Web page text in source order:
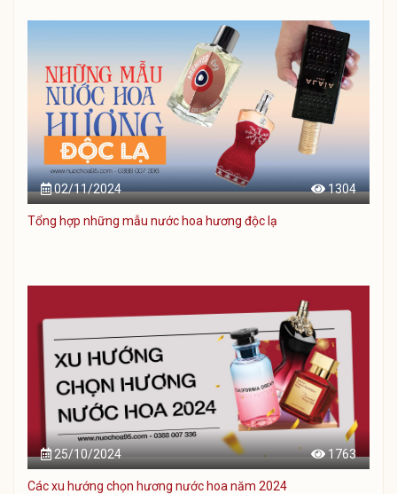
02/11/2024 1304
Tổng hợp những mẫu nước hoa hương độc lạ
25/10/2024 1763
Các xu hướng chọn hương nước hoa năm 2024